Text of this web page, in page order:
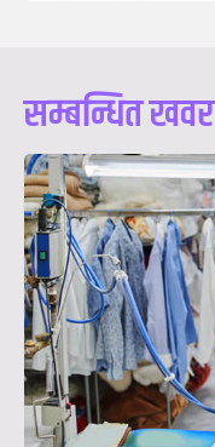
सम्बन्धित खवर